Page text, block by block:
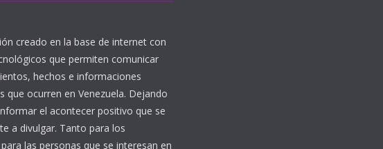
creado en la base de internet con
que permiten comunicar
hechos e informaciones
que ocurren en Venezuela. Dejando
el acontecer positivo que se
a divulgar. Tanto para los
las personas que se interesan en